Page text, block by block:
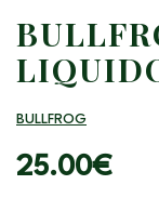
BULLFROG
25.00€